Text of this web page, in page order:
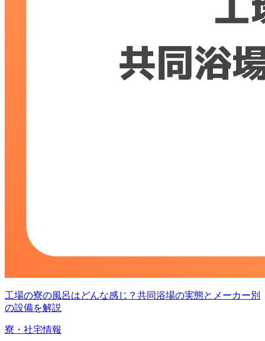
工場の寮の風呂はどんな感じ？共同浴場の実態とメーカー別
の設備を解説
寮・社宅情報